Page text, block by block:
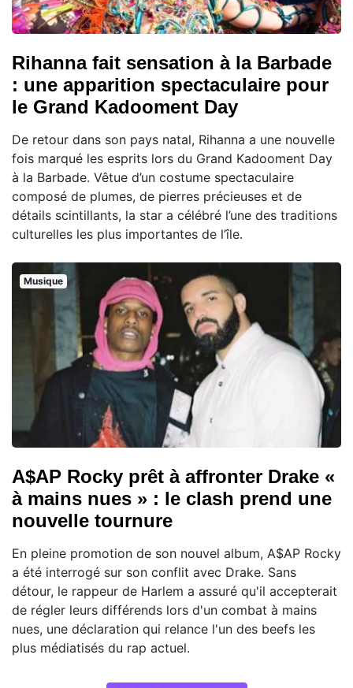
Rihanna fait sensation à la Barbade
: une apparition spectaculaire pour
le Grand Kadooment Day
De retour dans son pays natal, Rihanna a une nouvelle
fois marqué les esprits lors du Grand Kadooment Day
à la Barbade. Vêtue d’un costume spectaculaire
composé de plumes, de pierres précieuses et de
détails scintillants, la star a célébré l’une des traditions
culturelles les plus importantes de l’île.
Musique
A$AP Rocky prêt à affronter Drake «
à mains nues » : le clash prend une
nouvelle tournure
En pleine promotion de son nouvel album, A$AP Rocky
a été interrogé sur son conflit avec Drake. Sans
détour, le rappeur de Harlem a assuré qu'il accepterait
de régler leurs différends lors d'un combat à mains
nues, une déclaration qui relance l'un des beefs les
plus médiatisés du rap actuel.